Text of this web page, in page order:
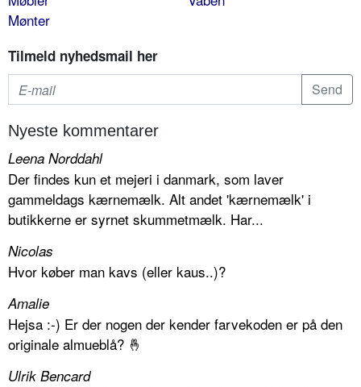
Mønter
Tilmeld nyhedsmail her
Nyeste kommentarer
Leena Norddahl
Der findes kun et mejeri i danmark, som laver
gammeldags kærnemælk. Alt andet 'kærnemælk' i
butikkerne er syrnet skummetmælk. Har...
Nicolas
Hvor køber man kavs (eller kaus..)?
Amalie
Hejsa :-) Er der nogen der kender farvekoden er på den
originale almueblå? 🤞
Ulrik Bencard